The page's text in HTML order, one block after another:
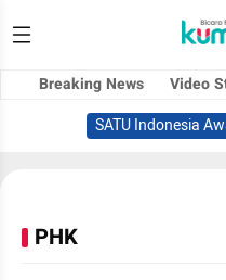
Breaking News Video
SATU Indonesia
PHK